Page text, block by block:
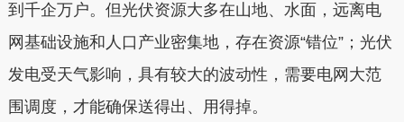
到千企万户。但光伏资源大多在山地、水面，远离电
网基础设施和人口产业密集地，存在资源“错位”；光伏
发电受天气影响，具有较大的波动性，需要电网大范
围调度，才能确保送得出、用得掉。